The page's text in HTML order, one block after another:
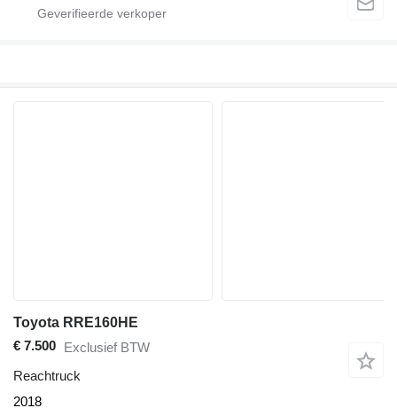
Toyota RRE160HE
€ 7.500 Exclusief BTW
Reachtruck
2018